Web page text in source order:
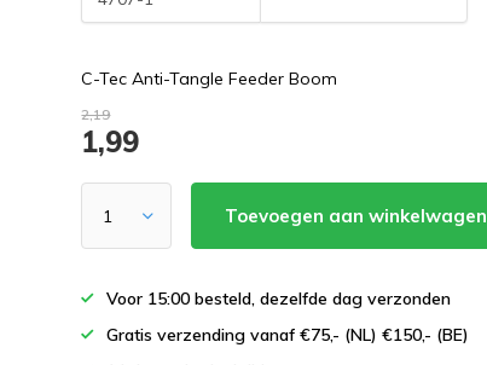
C-Tec Anti-Tangle Feeder Boom
2,19
1,99
Toevoegen aan winkelwagen
Voor 15:00 besteld, dezelfde dag verzonden
Gratis verzending vanaf €75,- (NL) €150,- (BE)